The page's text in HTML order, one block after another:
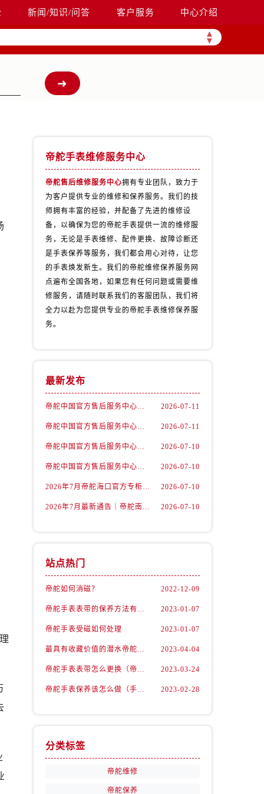
新闻/知识/问答 客户服务 中心介绍
▲
▼
帝舵手表维修服务中心
帝舵售后维修服务中心拥有专业团队，致力于
为客户提供专业的维修和保养服务。我们的技
师拥有丰富的经验，并配备了先进的维修设
备，以确保为您的帝舵手表提供一流的维修服
务，无论是手表维修、配件更换、故障诊断还
是手表保养等服务，我们都会用心对待，让您
的手表焕发新生。我们的帝舵维修保养服务网
点遍布全国各地，如果您有任何问题或需要维
修服务，请随时联系我们的客服团队，我们将
全力以赴为您提供专业的帝舵手表维修保养服
务。
最新发布
帝舵中国官方售后服务中心｜维修地址及售后服务热线权威信息声明（2026年7月最新） 2026-07-11
帝舵中国官方售后服务中心｜全部网点地址及电话权威信息通告（2026年7月最新） 2026-07-11
帝舵中国官方售后服务中心｜官方地址与客服热线权威信息声明（2026年7月最新） 2026-07-10
帝舵中国官方售后服务中心｜详细地址与24小时客服电话权威信息声明（2026年7月最新） 2026-07-10
2026年7月帝舵海口官方专柜服务热线大全+客户咨询通道公开 2026-07-10
2026年7月最新通告｜帝舵南京官方专柜服务热线一键获取攻略 2026-07-10
站点热门
帝舵如何消磁？ 2022-12-09
帝舵手表表带的保养方法有哪些？ 2023-01-07
帝舵手表受磁如何处理 2023-01-07
最具有收藏价值的潜水帝舵腕表 2023-04-04
帝舵手表表带怎么更换（帝舵手表表带如何更换) 2023-03-24
帝舵手表保养该怎么做（手表如何保养） 2023-02-28
分类标签
帝舵维修
帝舵保养